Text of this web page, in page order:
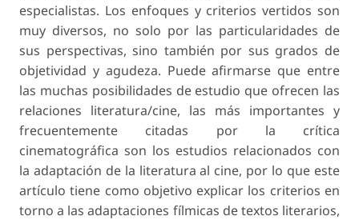
especialistas. Los enfoques y criterios vertidos son
muy diversos, no solo por las particularidades de
sus perspectivas, sino también por sus grados de
objetividad y agudeza. Puede afirmarse que entre
las muchas posibilidades de estudio que ofrecen las
relaciones literatura/cine, las más importantes y
frecuentemente citadas por la crítica
cinematográfica son los estudios relacionados con
la adaptación de la literatura al cine, por lo que este
artículo tiene como objetivo explicar los criterios en
torno a las adaptaciones fílmicas de textos literarios,